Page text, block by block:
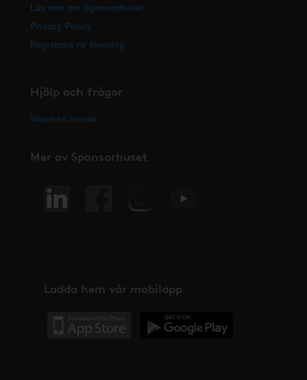
Läs mer om Sponsorhuset
Privacy Policy
Registrera ny förening
Hjälp och frågor
Skapa ett ärende
Mer av Sponsorhuset
Ladda hem vår mobilapp